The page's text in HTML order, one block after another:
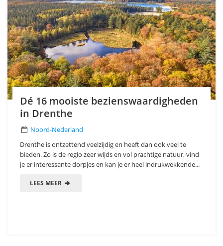
Dé 16 mooiste bezienswaardigheden
in Drenthe
Noord-Nederland
Drenthe is ontzettend veelzijdig en heeft dan ook veel te
bieden. Zo is de regio zeer wijds en vol prachtige natuur, vind
je er interessante dorpjes en kan je er heel indrukwekkende...
LEES MEER